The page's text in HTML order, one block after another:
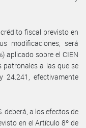
crédito fiscal previsto en
modificaciones, será
aplicado sobre el CIEN
patronales a las que se
24.241, efectivamente
deberá, a los efectos de
en el Artículo 8º de